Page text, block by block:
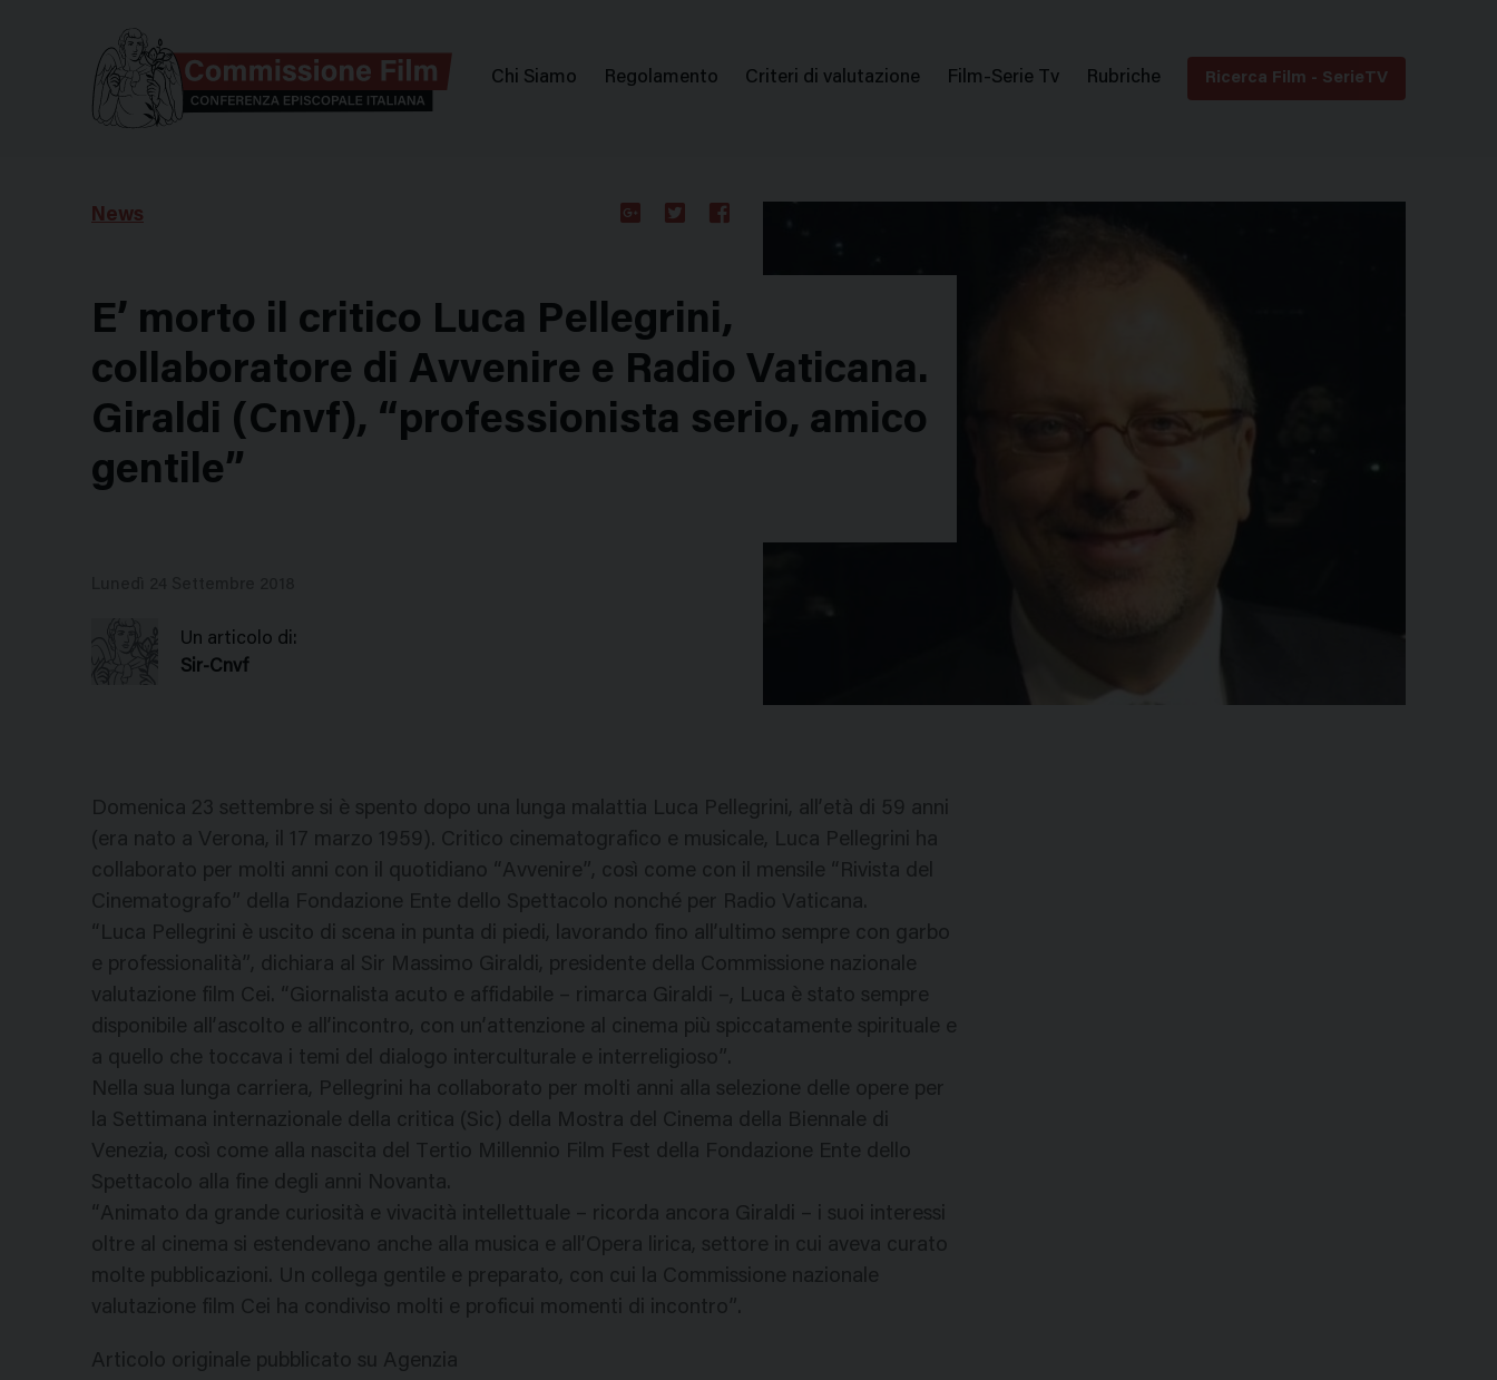
Menu
Chi Siamo Regolamento Criteri di valutazione Film-Serie Tv Rubriche Ricerca Film - SerieTV
News
E’ morto il critico Luca Pellegrini,
collaboratore di Avvenire e Radio Vaticana.
Giraldi (Cnvf), “professionista serio, amico
gentile”
Un articolo di:
Sir-Cnvf
Domenica 23 settembre si è spento dopo una lunga malattia Luca Pellegrini, all’età di 59 anni
(era nato a Verona, il 17 marzo 1959). Critico cinematografico e musicale, Luca Pellegrini ha
collaborato per molti anni con il quotidiano “Avvenire”, così come con il mensile “Rivista del
Cinematografo” della Fondazione Ente dello Spettacolo nonché per Radio Vaticana.
“Luca Pellegrini è uscito di scena in punta di piedi, lavorando fino all’ultimo sempre con garbo
e professionalità”, dichiara al Sir Massimo Giraldi, presidente della Commissione nazionale
valutazione film Cei. “Giornalista acuto e affidabile – rimarca Giraldi –, Luca è stato sempre
disponibile all’ascolto e all’incontro, con un’attenzione al cinema più spiccatamente spirituale e
a quello che toccava i temi del dialogo interculturale e interreligioso”.
Nella sua lunga carriera, Pellegrini ha collaborato per molti anni alla selezione delle opere per
la Settimana internazionale della critica (Sic) della Mostra del Cinema della Biennale di
Venezia, così come alla nascita del Tertio Millennio Film Fest della Fondazione Ente dello
Spettacolo alla fine degli anni Novanta.
“Animato da grande curiosità e vivacità intellettuale – ricorda ancora Giraldi – i suoi interessi
oltre al cinema si estendevano anche alla musica e all’Opera lirica, settore in cui aveva curato
molte pubblicazioni. Un collega gentile e preparato, con cui la Commissione nazionale
valutazione film Cei ha condiviso molti e proficui momenti di incontro”.
Articolo originale pubblicato su Agenzia